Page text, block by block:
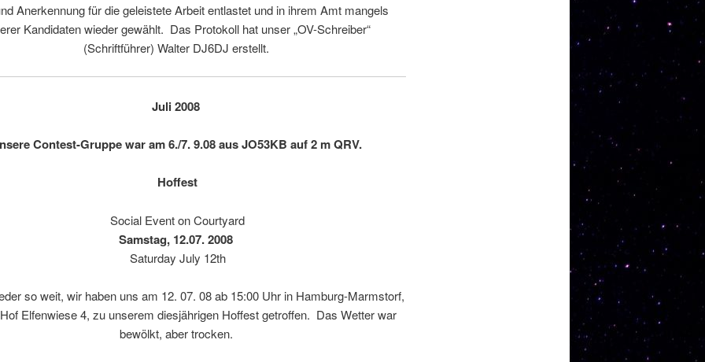
Anerkennung für die geleistete Arbeit entlastet und in ihrem Amt mangels
Kandidaten wieder gewählt. Das Protokoll hat unser „OV-Schreiber“
(Schriftführer) Walter DJ6DJ erstellt.
Juli 2008
Contest-Gruppe war am 6./7. 9.08 aus JO53KB auf 2 m QRV.
Hoffest
Social Event on Courtyard
Samstag, 12.07.2008
Saturday July 12th
so weit, wir haben uns am 12. 07. 08 ab 15:00 Uhr in Hamburg-Marmstorf,
Elfenwiese 4, zu unserem diesjährigen Hoffest getroffen. Das Wetter war
bewölkt, aber trocken.